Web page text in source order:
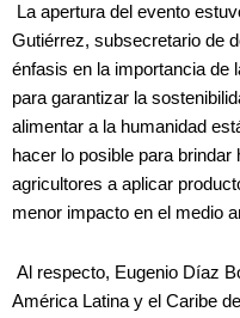
La apertura del evento
Gutiérrez, subsecretario de
énfasis en la importancia de
para garantizar la
alimentar a la humanidad
hacer lo posible para
agricultores a aplicar
menor impacto en el medio
Al respecto, Eugenio Díaz
América Latina y el Caribe